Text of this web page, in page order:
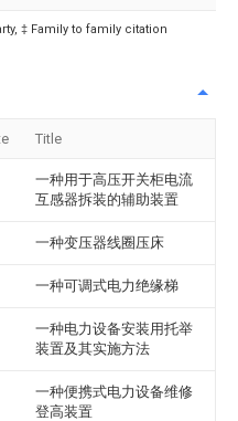
‡ Family to family citation
Title
一种用于高压开关柜电流
互感器拆装的辅助装置
一种变压器线圈压床
一种可调式电力绝缘梯
一种电力设备安装用托举
装置及其实施方法
一种便携式电力设备维修
登高装置